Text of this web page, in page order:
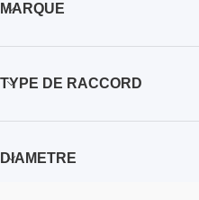
MARQUE
TYPE DE RACCORD
DIAMETRE